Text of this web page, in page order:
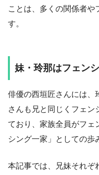
ことは、多くの関係者や
す。
妹・玲那はフェン
俳優の西垣匠さんには、
さんも兄と同じくフェン
ており、家族全員がフェ
シング一家」としての歩
本記事では、兄妹それぞ